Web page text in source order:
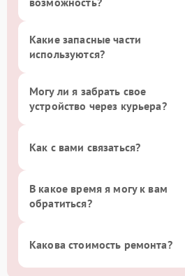
Какие запасные части
используются?
Могу ли я забрать свое
устройство через курьера?
Как с вами связаться?
В какое время я могу к вам
обратиться?
Какова стоимость ремонта?